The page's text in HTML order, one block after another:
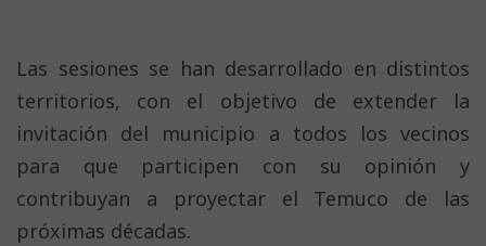
Las sesiones se han desarrollado en distintos
territorios, con el objetivo de extender la
invitación del municipio a todos los vecinos
para que participen con su opinión y
contribuyan a proyectar el Temuco de las
próximas décadas.